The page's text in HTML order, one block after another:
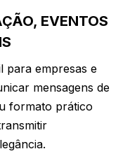
EVENTOS
para empresas e
mensagens de
formato prático